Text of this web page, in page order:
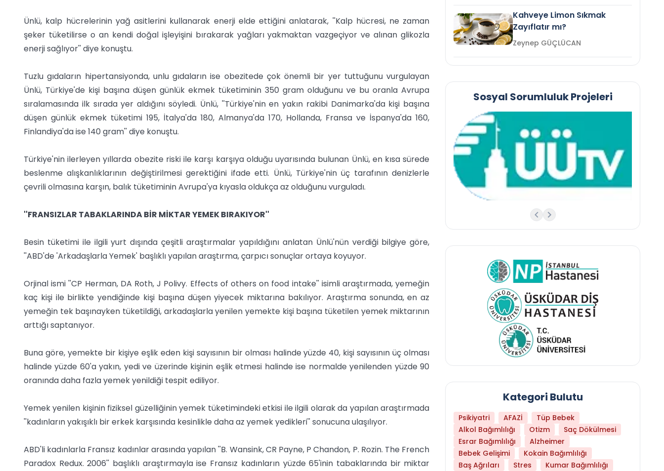
Ünlü, kalp hücrelerinin yağ asitlerini kullanarak enerji elde ettiğini anlatarak, ''Kalp hücresi, ne zaman
şeker tüketilirse o an kendi doğal işleyişini bırakarak yağları yakmaktan vazgeçiyor ve alınan glikozla
enerji sağlıyor'' diye konuştu.
Tuzlu gıdaların hipertansiyonda, unlu gıdaların ise obezitede çok önemli bir yer tuttuğunu vurgulayan
Ünlü, Türkiye'de kişi başına düşen günlük ekmek tüketiminin 350 gram olduğunu ve bu oranla Avrupa
sıralamasında ilk sırada yer aldığını söyledi. Ünlü, ''Türkiye'nin en yakın rakibi Danimarka'da kişi başına
düşen günlük ekmek tüketimi 195, İtalya'da 180, Almanya'da 170, Hollanda, Fransa ve İspanya'da 160,
Finlandiya'da ise 140 gram'' diye konuştu.
Türkiye'nin ilerleyen yıllarda obezite riski ile karşı karşıya olduğu uyarısında bulunan Ünlü, en kısa sürede
beslenme alışkanlıklarının değiştirilmesi gerektiğini ifade etti. Ünlü, Türkiye'nin üç tarafının denizlerle
çevrili olmasına karşın, balık tüketiminin Avrupa'ya kıyasla oldukça az olduğunu vurguladı.
''FRANSIZLAR TABAKLARINDA BİR MİKTAR YEMEK BIRAKIYOR''
Besin tüketimi ile ilgili yurt dışında çeşitli araştırmalar yapıldığını anlatan Ünlü'nün verdiği bilgiye göre,
''ABD'de 'Arkadaşlarla Yemek' başlıklı yapılan araştırma, çarpıcı sonuçlar ortaya koyuyor.
Orjinal ismi ''CP Herman, DA Roth, J Polivy. Effects of others on food intake'' isimli araştırmada, yemeğin
kaç kişi ile birlikte yendiğinde kişi başına düşen yiyecek miktarına bakılıyor. Araştırma sonunda, en az
yemeğin tek başınayken tüketildiği, arkadaşlarla yenilen yemekte kişi başına tüketilen yemek miktarının
arttığı saptanıyor.
Buna göre, yemekte bir kişiye eşlik eden kişi sayısının bir olması halinde yüzde 40, kişi sayısının üç olması
halinde yüzde 60'a yakın, yedi ve üzerinde kişinin eşlik etmesi halinde ise normalde yenilenden yüzde 90
oranında daha fazla yemek yenildiği tespit ediliyor.
Yemek yenilen kişinin fiziksel güzelliğinin yemek tüketimindeki etkisi ile ilgili olarak da yapılan araştırmada
''kadınların yakışıklı bir erkek karşısında kesinlikle daha az yemek yedikleri'' sonucuna ulaşılıyor.
ABD'li kadınlarla Fransız kadınlar arasında yapılan ''B. Wansink, CR Payne, P Chandon, P. Rozin. The French
Paradox Redux. 2006'' başlıklı araştırmayla ise Fransız kadınların yüzde 65'inin tabaklarında bir miktar
Kahveye Limon Sıkmak
Zayıflatır mı?
Zeynep GÜÇLÜCAN
Sosyal Sorumluluk Projeleri
Kategori Bulutu
Psikiyatri AFAZİ
Tüp Bebek
Alkol Bağımlılığı
Otizm
Saç Dökülmesi
Esrar Bağımlılığı
Alzheimer
Bebek Gelişimi
Kokain Bağımlılığı
Baş Ağrıları
Stres
Kumar Bağımlılığı